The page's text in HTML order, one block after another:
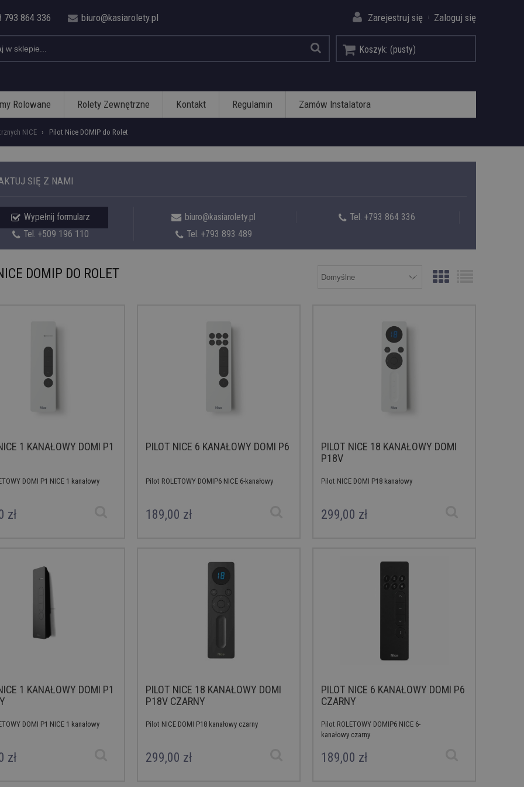
Zarejestruj się Zaloguj się
793 864 336 biuro@kasiarolety.pl
Koszyk: (pusty)
Rolowane Rolety Zewnętrzne Kontakt Regulamin Zamów Instalatora
NICE › Pilot Nice DOMIP do Rolet
SIĘ Z NAMI
Wypełnij formularz biuro@kasiarolety.pl
Tel. +793 864 336
Tel. +509 196 110
Tel. +793 893 489
DOMIP DO ROLET
1 KANAŁOWY DOMI P1
DOMI P1 NICE 1 kanałowy
zł
PILOT NICE 6 KANAŁOWY DOMI P6
Pilot ROLETOWY DOMIP6 NICE 6-kanałowy
189,00 zł
PILOT NICE 18 KANAŁOWY DOMI
P18V
Pilot NICE DOMI P18 kanałowy
299,00 zł
1 KANAŁOWY DOMI P1
DOMI P1 NICE 1 kanałowy
zł
PILOT NICE 18 KANAŁOWY DOMI
P18V CZARNY
Pilot NICE DOMI P18 kanałowy czarny
299,00 zł
PILOT NICE 6 KANAŁOWY DOMI P6
CZARNY
Pilot ROLETOWY DOMIP6 NICE 6-
kanałowy czarny
189,00 zł